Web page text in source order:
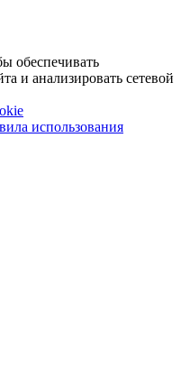
обеспечивать
и анализировать сетевой
использования